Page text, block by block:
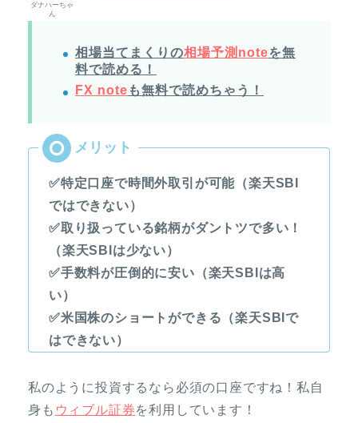
ダナハーちゃ
ん
相場当てまくりの相場予測noteを無
料で読める！
FX note も無料で読めちゃう！
✅特定口座で時間外取引が可能（楽天SBI
ではできない）
✅取り扱っている銘柄がダントツで多い！
（楽天SBIは少ない）
✅手数料が圧倒的に安い（楽天SBIは高
い）
✅米国株のショートができる（楽天SBIで
はできない）
私のように投資するなら必須の口座ですね！私自
身も ウィブル証券を利用しています！